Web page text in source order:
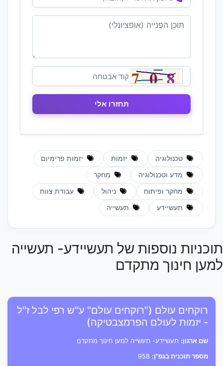
טכנולוגיה יזמות יזמות פרימיום
מדע וטכנולוגיה מחקר
מחקר ופיתוח ניהול עבודת צוות
תעשיידע תעשייה
תוכניות נוספות של תעשיידע- תעשייה
למען חינוך מתקדם
רוקחים עולם ("רוקחים עולם" ע"ש רפי לבל ז"ל
- יזמות לעולם הפרמצבטיקה)
שם ארגון: תעשיידע- תעשייה למען חינוך מתקדם
מספר תוכנית בגפ"ן: